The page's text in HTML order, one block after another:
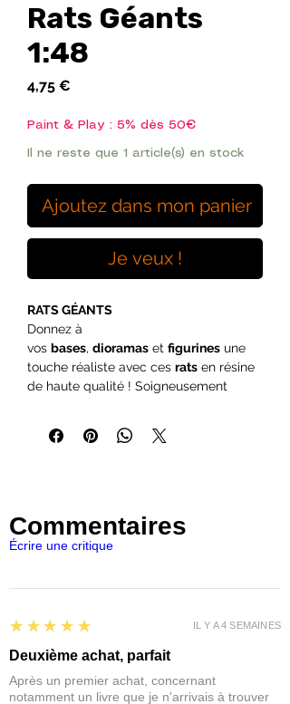
Rats Géants
1:48
4,75 €
Paint & Play : 5% dès 50€
Il ne reste que 1 article(s) en stock
Ajoutez dans mon panier
Je veux !
RATS GÉANTS
Donnez à
vos bases, dioramas et figurines une
touche réaliste avec ces rats en résine
de haute qualité ! Soigneusement
ces rats existent en différentes formes
et tailles pour répondre à tous les
Chaque ensemble contient 15x rats en
Commentaires
Écrire une critique
5
★★★★★
Deuxième achat, parfait
Après un premier achat, concernant
notamment un livre que je n'arrivais à trouver
IL Y A 4 SEMAINES